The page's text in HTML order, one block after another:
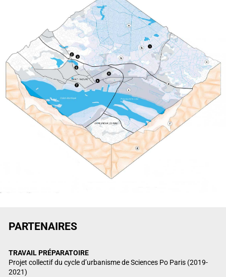
PARTENAIRES
TRAVAIL PRÉPARATOIRE
Projet collectif du cycle d’urbanisme de Sciences Po Paris (2019-
2021)